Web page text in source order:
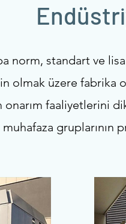
norm, standart ve
olmak üzere fabrika
onarım faaliyetlerini
gruplarının